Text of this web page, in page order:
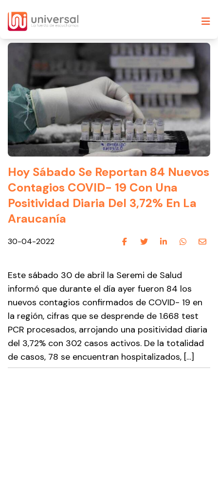
Hoy Sábado Se Reportan 84 Nuevos
Contagios COVID- 19 Con Una
Positividad Diaria Del 3,72% En La
Araucanía
30-04-2022
Este sábado 30 de abril la Seremi de Salud
informó que durante el día ayer fueron 84 los
nuevos contagios confirmados de COVID- 19 en
la región, cifras que se desprende de 1.668 test
PCR procesados, arrojando una positividad diaria
del 3,72% con 302 casos activos. De la totalidad
de casos, 78 se encuentran hospitalizados, […]